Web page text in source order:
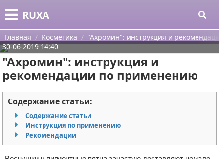
RUXA
Меню
Главная
Категории
Уход за кожей
Одежда
Шоппинг
Подарки
Поиск
О проекте
Контакты
Сотрудничество
Главная Косметика
"Ахромин": инструкция и
30-06-2019 14:40
"Ахромин": инструкция и
рекомендации по применению
Содержание статьи:
Содержание статьи
Инструкция по применению
Рекомендации